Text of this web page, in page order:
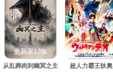
更新至13集
从乱葬岗到幽冥之主
更新至06集
超人力霸王狄奧